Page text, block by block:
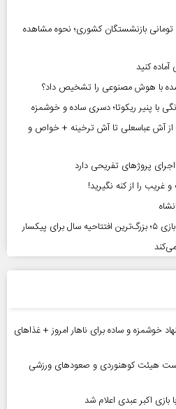
ضروری ۷۵ میلیون تومانی بازنشستگان کشوری؛ نحوه مشاهده
با هوش مصنوعی را تشخیص داد؟
با پنیر ریکوتا؛ دسری ساده و خوشمزه
از آش عباسعلی تا آش ترخینه + خواص و
پروژهای تفریحی دارد
غریب را از کنه نگیرید!
پیکسار
درست کنم؟ | ۲۰ پیشنهاد خوشمزه و ساده برای ناهار امروز + غذاهای
هیئت کوهنوردی و صعودهای ورزشی
اکبر عبدی اعلام شد